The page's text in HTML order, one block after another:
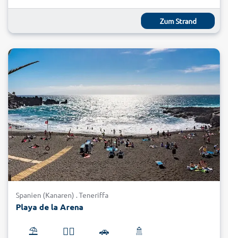
Zum Strand
Spanien (Kanaren) . Teneriffa
Playa de la Arena
⛱️ 🏊‍♂️ 🚗 🚿